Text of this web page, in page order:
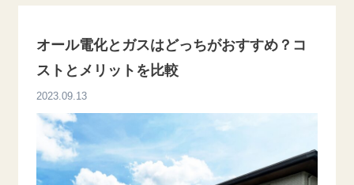
オール電化とガスはどっちがおすすめ？コ
ストとメリットを比較
2023.09.13